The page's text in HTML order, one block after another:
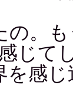
の。
じて
を感